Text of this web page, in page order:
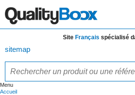
SiteFrançaisspécialisé
sitemap
Menu
Accueil